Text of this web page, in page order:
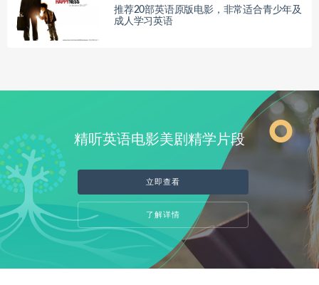
推荐20部英语原版电影，非常适合青少年及
成人学习英语
精听英语电影美剧精学片段
立即查看
了解详情